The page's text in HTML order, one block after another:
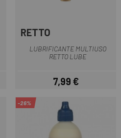
RETTO
LUBRIFICANTE MULTIUSO
RETTO LUBE
Prezzo
7,99 €
-26%